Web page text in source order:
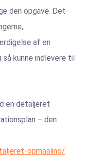
den opgave. Det
af en
kunne indlevere til
en detaljeret
– den
opmaaling/